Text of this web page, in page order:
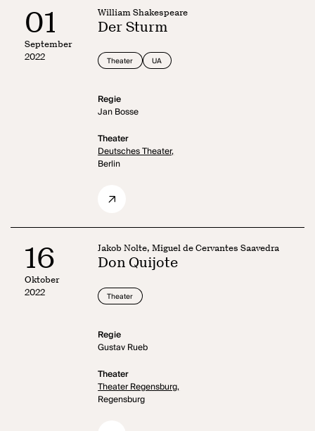
01
September
2022
William Shakespeare
Der Sturm
Theater UA
Regie
Jan Bosse
Theater
Deutsches Theater,
Berlin
16
Oktober
2022
Jakob Nolte, Miguel de Cervantes Saavedra
Don Quijote
Theater
Regie
Gustav Rueb
Theater
Theater Regensburg,
Regensburg